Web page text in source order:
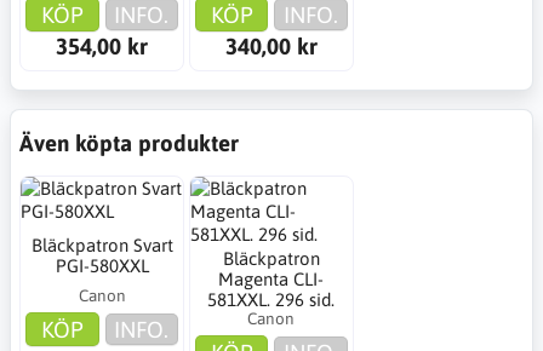
KÖP
INFO.
354,00 kr
KÖP
INFO.
340,00 kr
Även köpta produkter
Bläckpatron Svart
PGI-580XXL
Canon
KÖP
INFO.
Bläckpatron
Magenta CLI-
581XXL. 296 sid.
Canon